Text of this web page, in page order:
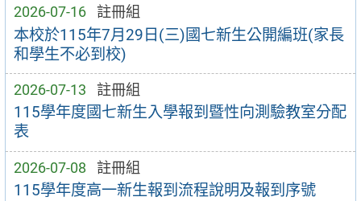
2026-07-16 註冊組
本校於115年7月29日(三)國七新生公開編班(家長
和學生不必到校)
2026-07-13 註冊組
115學年度國七新生入學報到暨性向測驗教室分配
表
2026-07-08 註冊組
115學年度高一新生報到流程說明及報到序號